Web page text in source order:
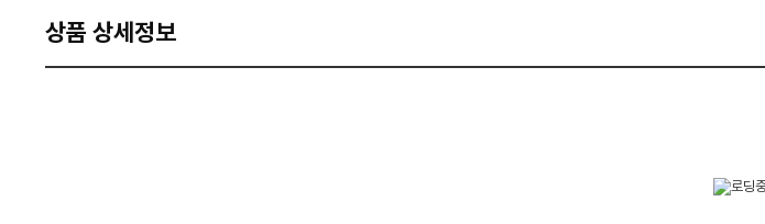
상품 상세정보